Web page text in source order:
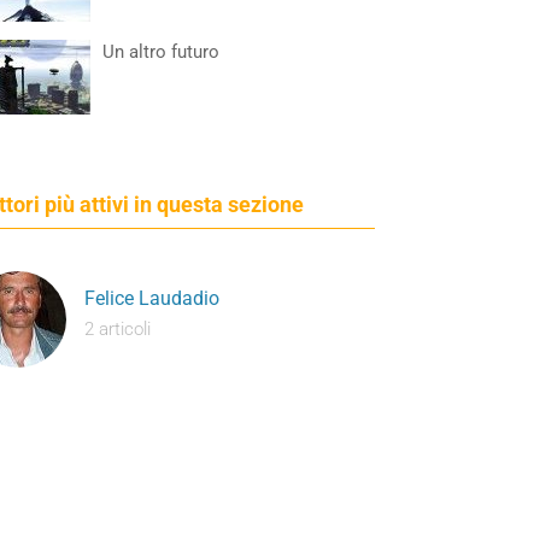
Un altro futuro
più attivi in questa sezione
Felice Laudadio
2 articoli